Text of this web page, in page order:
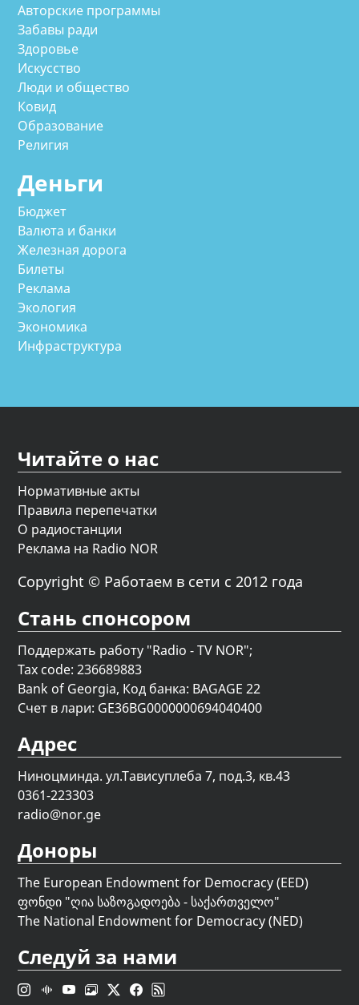
Авторские программы
Забавы ради
Здоровье
Искусство
Люди и общество
Ковид
Образование
Религия
Деньги
Бюджет
Валюта и банки
Железная дорога
Билеты
Реклама
Экология
Экономика
Инфраструктура
Читайте о нас
Нормативные акты
Правила перепечатки
О радиостанции
Реклама на Radio NOR
Copyright © Работаем в сети с 2012 года
Стань спонсором
Поддержать работу "Radio - TV NOR";
Tax code: 236689883
Bank of Georgia, Код банка: BAGAGE 22
Счет в лари: GE36BG0000000694040400
Адрес
Ниноцминда. ул.Тависуплеба 7, под.3, кв.43
0361-223303
radio@nor.ge
Доноры
The European Endowment for Democracy (EED)
ფონდი "ღია საზოგადოება - საქართველო"
The National Endowment for Democracy (NED)
Следуй за нами